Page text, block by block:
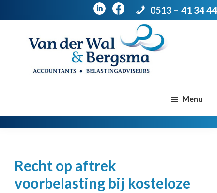
0513 – 41 34 44
Menu
Recht op aftrek
voorbelasting bij kosteloze